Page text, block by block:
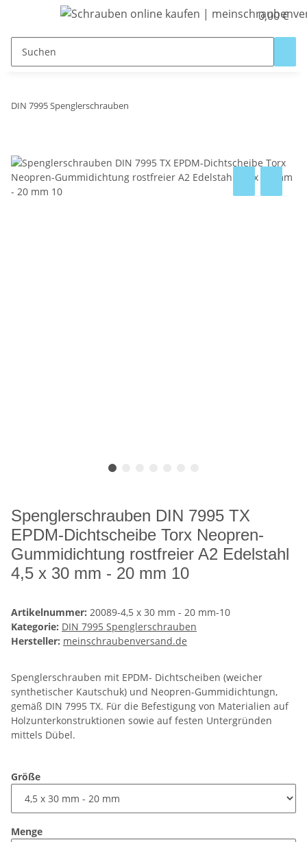
0,00 €
DIN 7995 Spenglerschrauben
Spenglerschrauben DIN 7995 TX
EPDM-Dichtscheibe Torx Neopren-
Gummidichtung rostfreier A2 Edelstahl
4,5 x 30 mm - 20 mm 10
Artikelnummer: 20089-4,5 x 30 mm - 20 mm-10
Kategorie: DIN 7995 Spenglerschrauben
Hersteller: meinschraubenversand.de
Spenglerschrauben mit EPDM- Dichtscheiben (weicher
synthetischer Kautschuk) und Neopren-Gummidichtungn,
gemäß DIN 7995 TX. Für die Befestigung von Materialien auf
Holzunterkonstruktionen sowie auf festen Untergründen
mittels Dübel.
Größe
Menge